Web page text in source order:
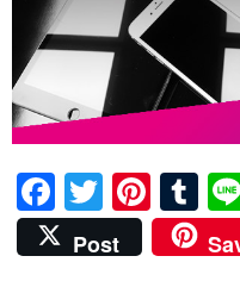
F
ac
e
T
w
itt
Pi
nt
er
T
u
m
Post